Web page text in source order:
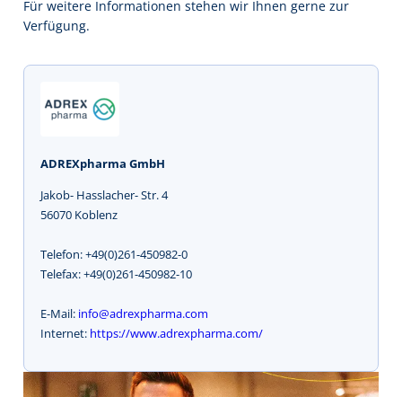
Für weitere Informationen stehen wir Ihnen gerne zur
Verfügung.
ADREXpharma GmbH
Jakob- Hasslacher- Str. 4
56070 Koblenz
Telefon: +49(0)261-450982-0
Telefax: +49(0)261-450982-10
E-Mail: info@adrexpharma.com
Internet: https://www.adrexpharma.com/